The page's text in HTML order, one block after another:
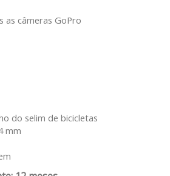
as câmeras GoPro
do selim de bicicletas
mm